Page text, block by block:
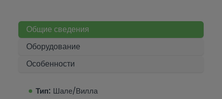
частный бассейн и просторную террасу. Удобная
парковка также включена. Расположенная в
спокойном, но хорошо связанном районе Кальпе,
эта исключительная недвижимость сочетает в себе
очарование.
Общие сведения
Оборудование
Особенности
Тип: Шале/Вилла